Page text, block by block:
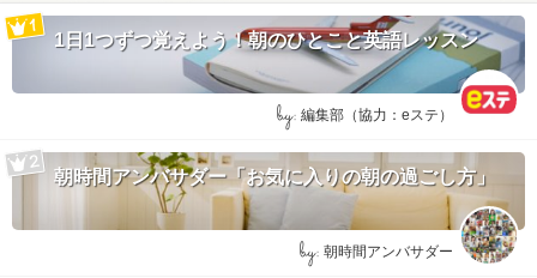
1日1つずつ覚えよう！朝のひとこと英語レッスン
by: 編集部（協力：eステ）
朝時間アンバサダー「お気に入りの朝の過ごし方」
by: 朝時間アンバサダー